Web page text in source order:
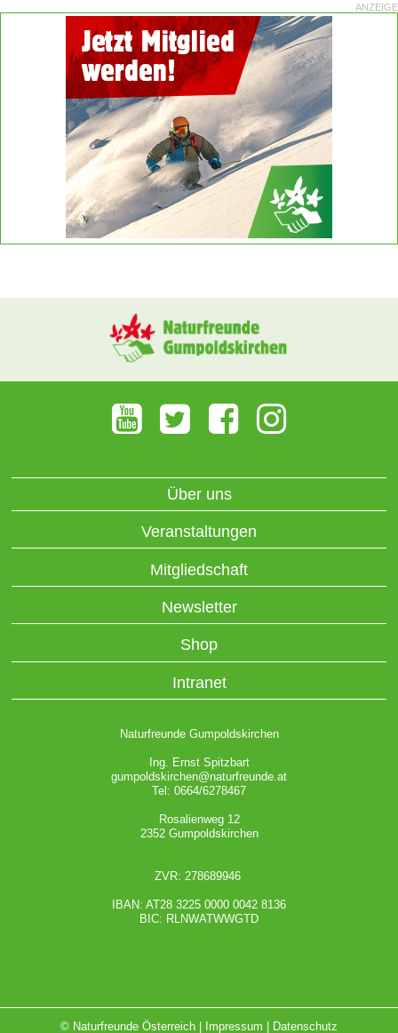
ANZEIGE
Über uns
Veranstaltungen
Mitgliedschaft
Newsletter
Shop
Intranet
Naturfreunde Gumpoldskirchen
Ing. Ernst Spitzbart
gumpoldskirchen@naturfreunde.at
Tel: 0664/6278467
Rosalienweg 12
2352 Gumpoldskirchen
ZVR: 278689946
IBAN: AT28 3225 0000 0042 8136
BIC: RLNWATWWGTD
© Naturfreunde Österreich | Impressum Datenschutz